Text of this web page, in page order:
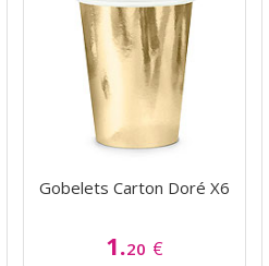
Gobelets Carton Doré X6
1.20 €